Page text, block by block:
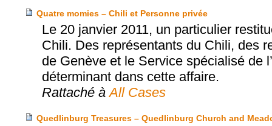
Quatre momies – Chili et Personne privée
Le 20 janvier 2011, un particulier
Chili. Des représentants du Chili, des
de Genève et le Service spécialisé de
déterminant dans cette affaire.
Rattaché à All Cases
Quedlinburg Treasures – Quedlinburg Church and